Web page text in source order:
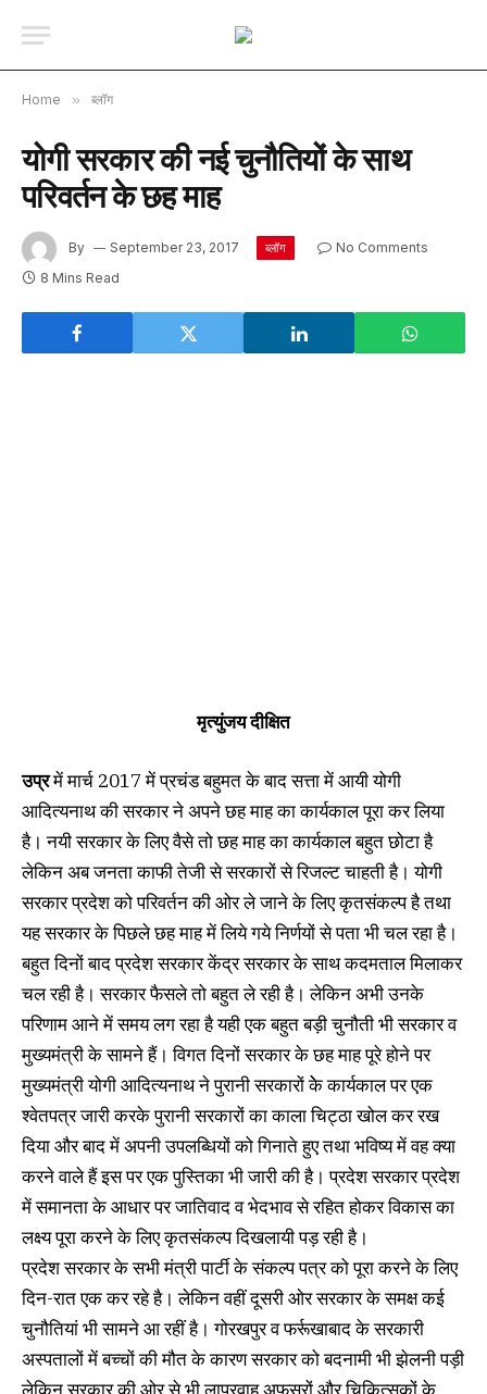
Home » ब्लॉग
योगी सरकार की नई चुनौतियों के साथ
परिवर्तन के छह माह
By September 23, 2017 ब्लॉग
No Comments
8 Mins Read
मृत्युंजय दीक्षित
उप्रमें मार्च 2017 में प्रचंड बहुमत के बाद सत्ता में आयी योगी
आदित्यनाथ की सरकार ने अपने छह माह का कार्यकाल पूरा कर लिया
है। नयी सरकार के लिए वैसे तो छह माह का कार्यकाल बहुत छोटा है
लेकिन अब जनता काफी तेजी से सरकारों से रिजल्ट चाहती है। योगी
सरकार प्रदेश को परिवर्तन की ओर ले जाने के लिए कृतसंकल्प है तथा
यह सरकार के पिछले छह माह में लिये गये निर्णयों से पता भी चल रहा है।
बहुत दिनों बाद प्रदेश सरकार केंद्र सरकार के साथ कदमताल मिलाकर
चल रही है। सरकार फैसले तो बहुत ले रही है। लेकिन अभी उनके
परिणाम आने में समय लग रहा है यही एक बहुत बड़ी चुनौती भी सरकार व
मुख्यमंत्री के सामने हैं। विगत दिनों सरकार के छह माह पूरे होने पर
मुख्यमंत्री योगी आदित्यनाथ ने पुरानी सरकारों केे कार्यकाल पर एक
श्वेतपत्र जारी करके पुरानी सरकारों का काला चिट्ठा खोल कर रख
दिया और बाद में अपनी उपलब्धियों को गिनाते हुए तथा भविष्य में वह क्या
करने वाले हैं इस पर एक पुस्तिका भी जारी की है। प्रदेश सरकार प्रदेश
में समानता के आधार पर जातिवाद व भेदभाव से रहित होकर विकास का
लक्ष्य पूरा करने के लिए कृतसंकल्प दिखलायी पड़ रही है।
प्रदेश सरकार के सभी मंत्री पार्टी के संकल्प पत्र को पूरा करने के लिए
दिन-रात एक कर रहे है। लेकिन वहीं दूसरी ओर सरकार के समक्ष कई
चुनौतियां भी सामने आ रहीं है। गोरखपुर व फर्रूखाबाद के सरकारी
अस्पतालों में बच्चों की मौत के कारण सरकार को बदनामी भी झेलनी पड़ी